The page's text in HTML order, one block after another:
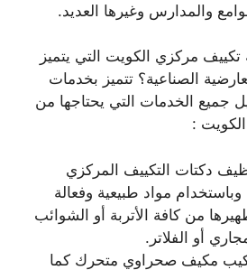
والمدارس وغيرها العديد.
مركزي الكويت التي يتميز
الصناعية؟ تتميز بخدمات
جميع الخدمات التي يحتاجها من
الكويت :
دكتات التكييف المركزي
مواد طبيعية وفعالة
من كافة الأتربة أو الشوائب
أو الفلاتر.
مكيف صحراوي متحرك كما